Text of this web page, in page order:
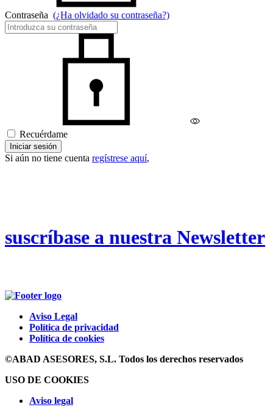
Contraseña (¿Ha olvidado su contraseña?)
Recuérdame
Iniciar sesión
Si aún no tiene cuenta regístrese aquí,
suscríbase a nuestra Newsletter
Aviso Legal
Política de privacidad
Política de cookies
©ABAD ASESORES, S.L. Todos los derechos reservados
USO DE COOKIES
Aviso legal